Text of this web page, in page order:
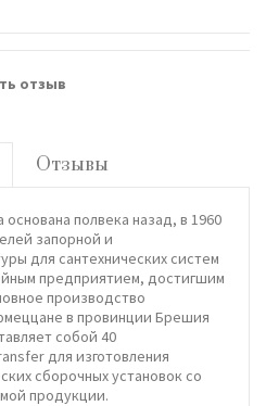
отзыв
Отзывы
полвека назад, в 1960
запорной и
для сантехнических систем
предприятием, достигшим
производство
в провинции Брешия
собой 40
для изготовления
сборочных установок со
продукции.